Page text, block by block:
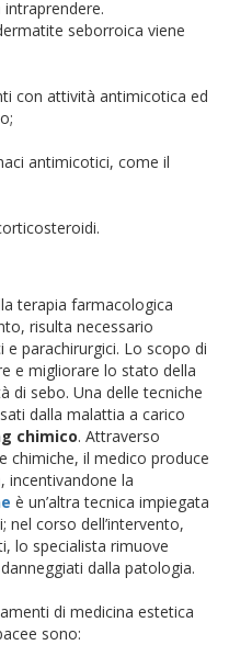
seborroica viene
con attività antimicotica ed
antimicotici, come il
terapia farmacologica
risulta necessario
parachirurgici. Lo scopo di
e migliorare lo stato della
di sebo. Una delle tecniche
dalla malattia a carico
chimico. Attraverso
chimiche, il medico produce
incentivandone la
è un’altra tecnica impiegata
nel corso dell’intervento,
lo specialista rimuove
dalla patologia.
di medicina estetica
sono: